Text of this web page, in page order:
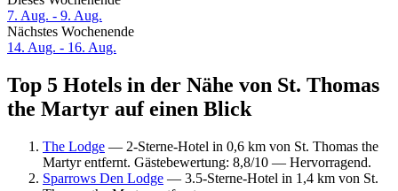
7. Aug. - 9. Aug.
Nächstes Wochenende
14. Aug. - 16. Aug.
Top 5 Hotels in der Nähe von St. Thomas
the Martyr auf einen Blick
The Lodge — 2-Sterne-Hotel in 0,6 km von St. Thomas the
Martyr entfernt. Gästebewertung: 8,8/10 — Hervorragend.
Sparrows Den Lodge — 3.5-Sterne-Hotel in 1,4 km von St.